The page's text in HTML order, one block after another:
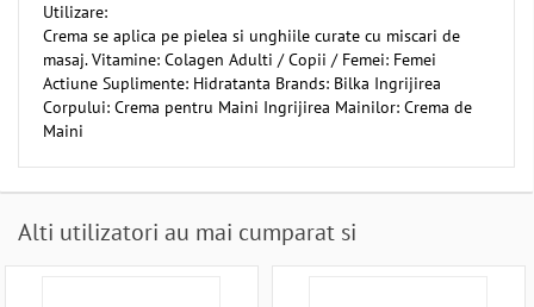
Utilizare:
Crema se aplica pe pielea si unghiile curate cu miscari de
masaj. Vitamine: Colagen Adulti / Copii / Femei: Femei
Actiune Suplimente: Hidratanta Brands: Bilka Ingrijirea
Corpului: Crema pentru Maini Ingrijirea Mainilor: Crema de
Maini
Alti utilizatori au mai cumparat si